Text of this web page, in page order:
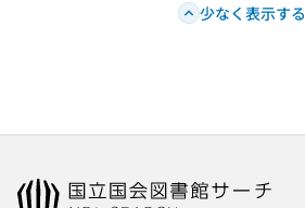
少なく表示する